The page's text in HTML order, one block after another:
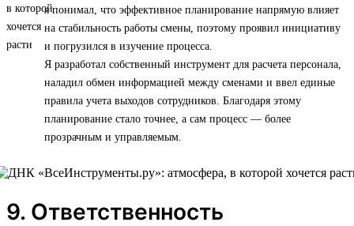
я понимал, что эффективное планирование напрямую влияет
на стабильность работы смены, поэтому проявил инициативу
и погрузился в изучение процесса.
Я разработал собственный инструмент для расчета персонала,
наладил обмен информацией между сменами и ввел единые
правила учета выходов сотрудников. Благодаря этому
планирование стало точнее, а сам процесс — более
прозрачным и управляемым.
9. Ответственность